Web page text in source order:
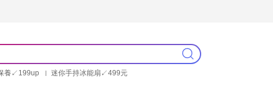
養↙199up
迷你手持冰能扇↙499元